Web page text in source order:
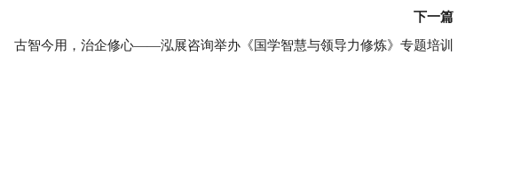
下一篇
古智今用，治企修心——泓展咨询举办《国学智慧与领导力修炼》专题培训